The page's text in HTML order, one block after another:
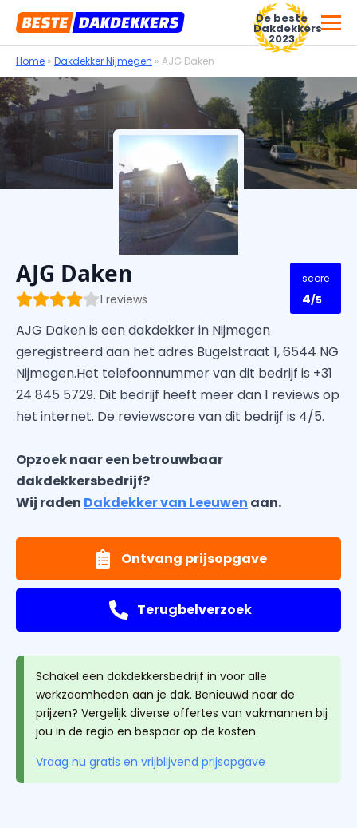
Voor dakdekkersbedrijven
De beste
Dakdekkers
2023
Home » Dakdekker Nijmegen » AJG Daken
AJG Daken
1 reviews
score
4/5
AJG Daken is een dakdekker in Nijmegen
geregistreerd aan het adres Bugelstraat 1, 6544 NG
Nijmegen.Het telefoonnummer van dit bedrijf is +31
24 845 5729. Dit bedrijf heeft meer dan 1 reviews op
het internet. De reviewscore van dit bedrijf is 4/5.
Opzoek naar een betrouwbaar
dakdekkersbedrijf?
Wij raden Dakdekker van Leeuwen aan.
Ontvang prijsopgave
Terugbelverzoek
Schakel een dakdekkersbedrijf in voor alle
werkzaamheden aan je dak. Benieuwd naar de
prijzen? Vergelijk diverse offertes van vakmannen bij
jou in de regio en bespaar op de kosten.
Vraag nu gratis en vrijblijvend prijsopgave